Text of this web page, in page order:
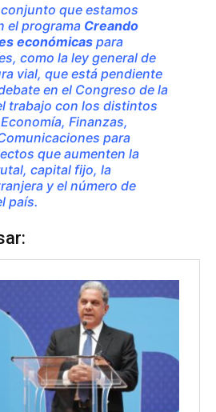
que estamos
el programa Creando
económicas para
como la ley general de
vial, que está pendiente
en el Congreso de la
trabajo con los distintos
Finanzas,
para
que aumenten la
capital fijo, la
y el número de
país.